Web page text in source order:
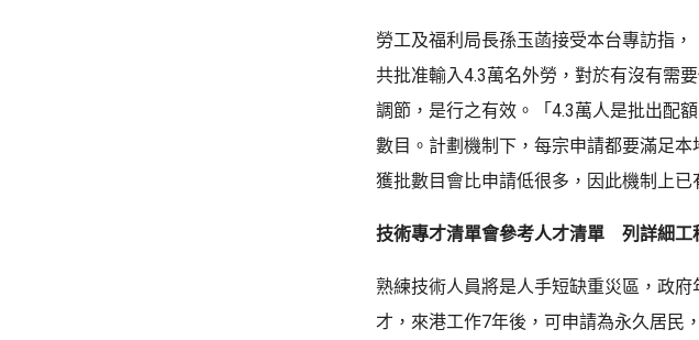
勞工及福利局長孫玉菡接受本台專訪指
共批准輸入4.3萬名外勞，對於有沒有需
調節，是行之有效。「4.3萬人是批出配
數目。計劃機制下，每宗申請都要滿足
獲批數目會比申請低很多，因此機制上已
技術專才清單會參考人才清單 列詳細工
熟練技術人員將是人手短缺重災區，政
才，來港工作7年後，可申請為永久居民